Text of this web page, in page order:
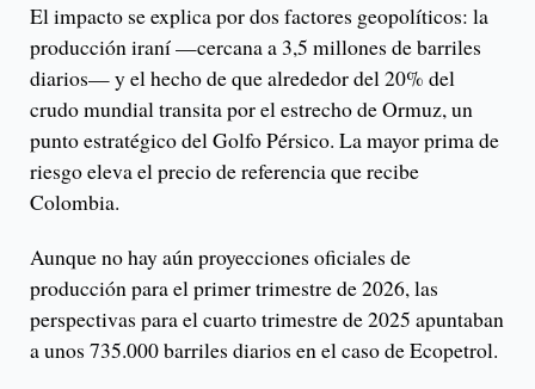
El impacto se explica por dos factores geopolíticos: la
producción iraní —cercana a 3,5 millones de barriles
diarios— y el hecho de que alrededor del 20% del
crudo mundial transita por el estrecho de Ormuz, un
punto estratégico del Golfo Pérsico. La mayor prima de
riesgo eleva el precio de referencia que recibe
Colombia.
Aunque no hay aún proyecciones oficiales de
producción para el primer trimestre de 2026, las
perspectivas para el cuarto trimestre de 2025 apuntaban
a unos 735.000 barriles diarios en el caso de Ecopetrol.